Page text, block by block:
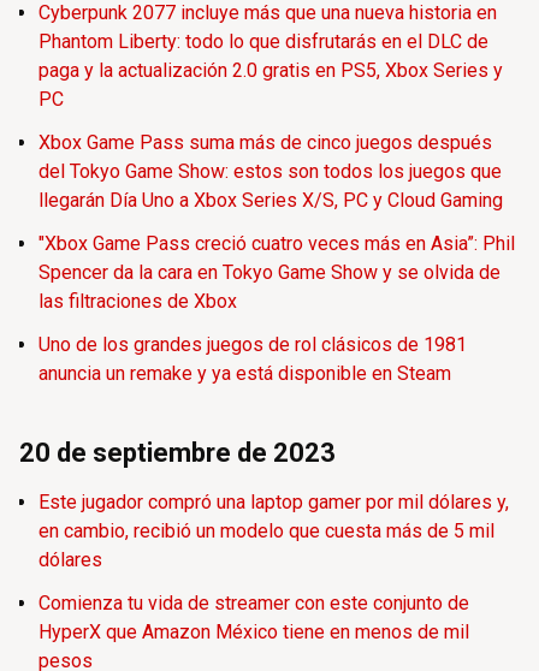
Cyberpunk 2077 incluye más que una nueva historia en
Phantom Liberty: todo lo que disfrutarás en el DLC de
paga y la actualización 2.0 gratis en PS5, Xbox Series y
PC
Xbox Game Pass suma más de cinco juegos después
del Tokyo Game Show: estos son todos los juegos que
llegarán Día Uno a Xbox Series X/S, PC y Cloud Gaming
"Xbox Game Pass creció cuatro veces más en Asia”: Phil
Spencer da la cara en Tokyo Game Show y se olvida de
las filtraciones de Xbox
Uno de los grandes juegos de rol clásicos de 1981
anuncia un remake y ya está disponible en Steam
20 de septiembre de 2023
Este jugador compró una laptop gamer por mil dólares y,
en cambio, recibió un modelo que cuesta más de 5 mil
dólares
Comienza tu vida de streamer con este conjunto de
HyperX que Amazon México tiene en menos de mil
pesos